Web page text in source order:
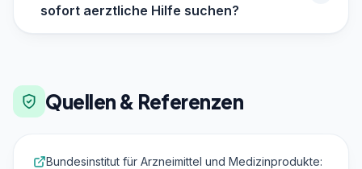
sofort aerztliche Hilfe suchen?
Quellen & Referenzen
Bundesinstitut für Arzneimittel und Medizinprodukte: